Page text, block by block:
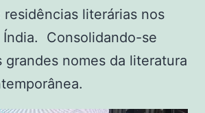
literárias nos
Índia. Consolidando-se
grandes nomes da literatura